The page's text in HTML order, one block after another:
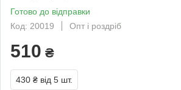
Готово до відправки
Код: 20019
Опт і роздріб
510 ₴
430 ₴ від 5 шт.